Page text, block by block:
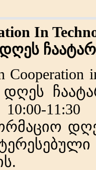
In
Cooperation